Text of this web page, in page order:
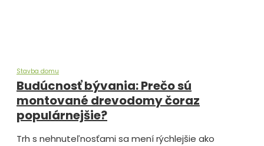
Stavba domu
Budúcnosť bývania: Prečo sú
montované drevodomy čoraz
populárnejšie?
Trh s nehnuteľnosťami sa mení rýchlejšie ako